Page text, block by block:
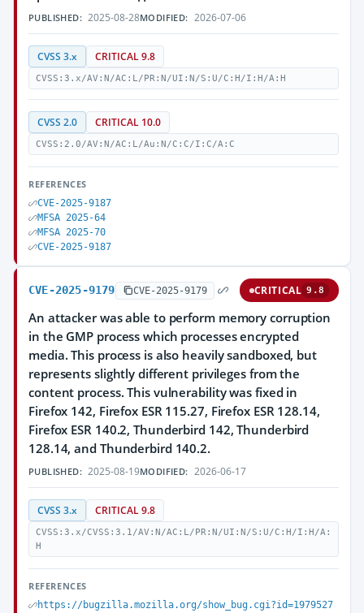
PUBLISHED: 2025-08-28MODIFIED: 2026-07-06
CVSS 3.x CRITICAL 9.8
CVSS:3.x/AV:N/AC:L/PR:N/UI:N/S:U/C:H/I:H/A:H
CVSS 2.0 CRITICAL 10.0
CVSS:2.0/AV:N/AC:L/Au:N/C:C/I:C/A:C
REFERENCES
CVE-2025-9187
MFSA 2025-64
MFSA 2025-70
CVE-2025-9187
CVE-2025-9179 CVE-2025-9179 CRITICAL 9.8
An attacker was able to perform memory corruption
in the GMP process which processes encrypted
media. This process is also heavily sandboxed, but
represents slightly different privileges from the
content process. This vulnerability was fixed in
Firefox 142, Firefox ESR 115.27, Firefox ESR 128.14,
Firefox ESR 140.2, Thunderbird 142, Thunderbird
128.14, and Thunderbird 140.2.
PUBLISHED: 2025-08-19MODIFIED: 2026-06-17
CVSS 3.x CRITICAL 9.8
CVSS:3.x/CVSS:3.1/AV:N/AC:L/PR:N/UI:N/S:U/C:H/I:H/A:
H
REFERENCES
https://bugzilla.mozilla.org/show_bug.cgi?id=1979527